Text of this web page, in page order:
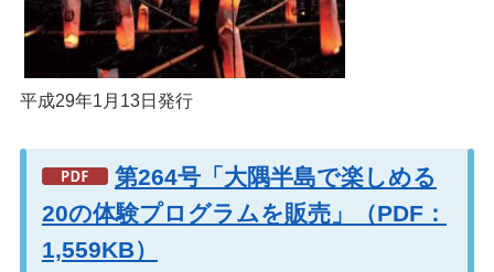
平成29年1月13日発行
第264号「大隅半島で楽しめる
20の体験プログラムを販売」（PDF：
1,559KB）